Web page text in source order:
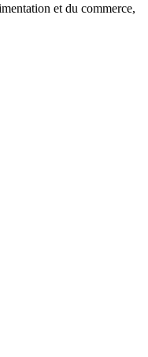
et du commerce,